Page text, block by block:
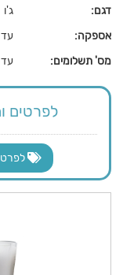
דגם:
ג'ו
אספקה:
עד 7 ימי
מס' תשלומים:
עד 3
לפרטים